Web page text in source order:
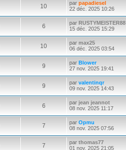
10 parpapadiesel
22 déc. 2025 10:26
6 par RUSTYMEISTER88
15 déc. 2025 15:29
10 par max25
06 déc. 2025 03:54
9 parBlower
27 nov. 2025 19:41
9 parvalentinqr
09 nov. 2025 14:43
6 par jean jeannot
08 nov. 2025 11:17
7 parOpmu
08 nov. 2025 07:56
7 parthomas77
01 nov. 2025 21:05